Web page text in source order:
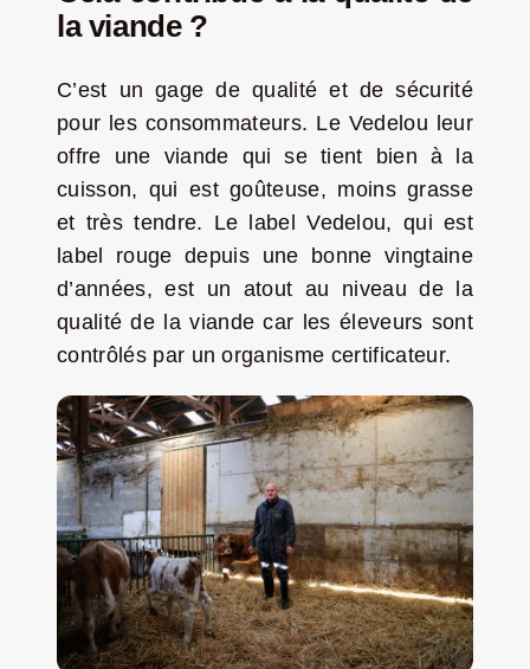
la viande ?
C’est un gage de qualité et de sécurité
pour les consommateurs. Le Vedelou leur
offre une viande qui se tient bien à la
cuisson, qui est goûteuse, moins grasse
et très tendre. Le label Vedelou, qui est
label rouge depuis une bonne vingtaine
d’années, est un atout au niveau de la
qualité de la viande car les éleveurs sont
contrôlés par un organisme certificateur.